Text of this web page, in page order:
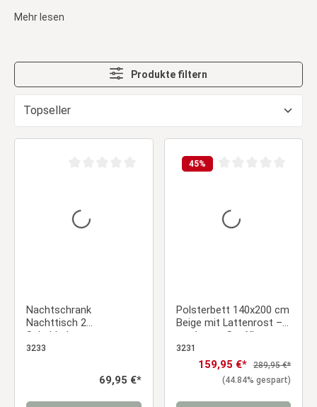
Mehr lesen
Produkte filtern
Nachtschrank
Nachttisch 2
Schubladen
Nachtkommode
Nachtkästchen
3233
Regulärer Preis:
69,95 €*
45%
Polsterbett 140x200 cm
Beige mit Lattenrost –
modernes Stoffbett
3231
Verkaufspreis:
159,95 €* Regulärer Preis:
289,95 €*
(44.84% gespart)